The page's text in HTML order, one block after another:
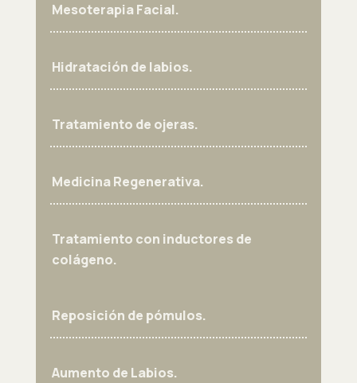
Mesoterapia Facial.
Hidratación de labios.
Tratamiento de ojeras.
Medicina Regenerativa.
Tratamiento con inductores de
colágeno.
Reposición de pómulos.
Aumento de Labios.